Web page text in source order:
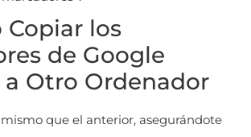
Copiar los
de Google
Otro Ordenador
mismo que el anterior, asegurándote